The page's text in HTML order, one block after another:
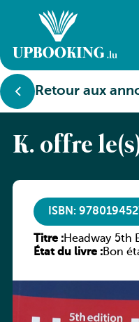
Retour aux
K. offre
ISBN:
Titre :Headway 5th
Workbook
État du livre :Bon